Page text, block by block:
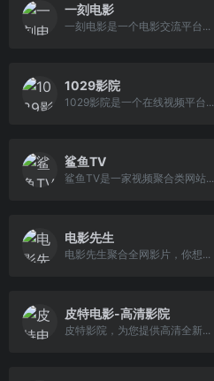
一刻电影
一刻电影是一个电影交流平台...
1029影院
1029影院是一个在线视频平台...
鲨鱼TV
鲨鱼TV是一家视频聚合类网站...
电影先生
电影先生聚合全网影片，你想...
皮特电影-高清影院
皮特影院，为您提供高清全新...